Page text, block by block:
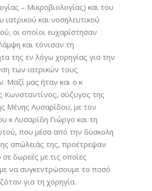
– Μικροβιολογίας) και του
ιατρικού και νοσηλευτικού
οι οποίοι ευχαρίστησαν
και τόνισαν τη
της εν λόγω χορηγίας για την
των ιατρικών τους
Μαζί μας ήταν και ο κ
Κωνσταντίνος, σύζυγος της
Μένης Λυσαρίδου, με τον
κ Λυσαρίδη Γιώργο και τη
που μέσα από την δύσκολη
απώλειάς της, προέτρεψαν
δωρεές με τις οποίες
να συγκεντρώσουμε το ποσό
για τη χορηγία.